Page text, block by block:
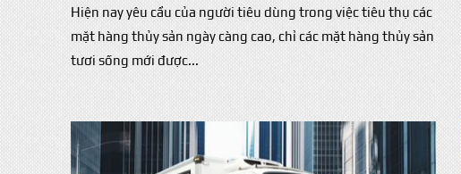
Hiện nay yêu cầu của người tiêu dùng trong việc tiêu thụ các
mặt hàng thủy sản ngày càng cao, chỉ các mặt hàng thủy sản
tươi sống mới được...